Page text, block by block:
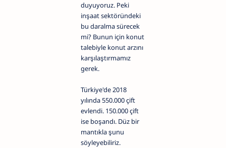
duyuyoruz. Peki
inşaat sektöründeki
bu daralma sürecek
mi? Bunun için konut
talebiyle konut arzını
karşılaştırmamız
gerek.
Türkiye'de 2018
yılında 550.000 çift
evlendi. 150.000 çift
ise boşandı. Düz bir
mantıkla şunu
söyleyebiliriz.